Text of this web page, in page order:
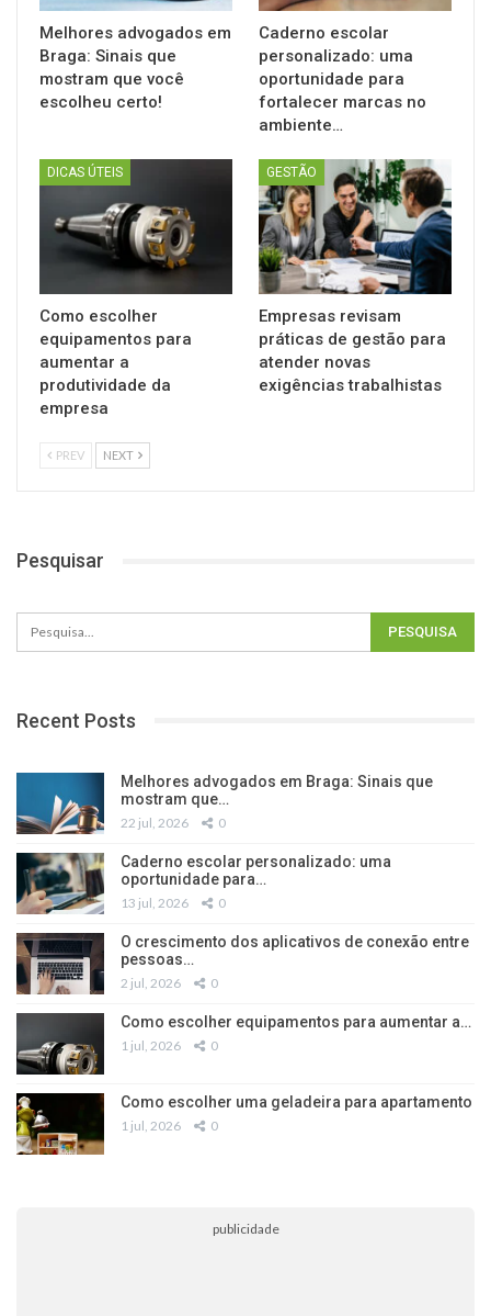
Melhores advogados em
Braga: Sinais que
mostram que você
escolheu certo!
Caderno escolar
personalizado: uma
oportunidade para
fortalecer marcas no
ambiente…
DICAS ÚTEIS
Como escolher
equipamentos para
aumentar a
produtividade da
empresa
GESTÃO
Empresas revisam
práticas de gestão para
atender novas
exigências trabalhistas
PREV NEXT
Pesquisar
Recent Posts
Melhores advogados em Braga: Sinais que
mostram que…
22 jul, 2026 0
Caderno escolar personalizado: uma
oportunidade para…
13 jul, 2026 0
O crescimento dos aplicativos de conexão entre
pessoas…
2 jul, 2026 0
Como escolher equipamentos para aumentar a…
1 jul, 2026 0
Como escolher uma geladeira para apartamento
1 jul, 2026 0
publicidade